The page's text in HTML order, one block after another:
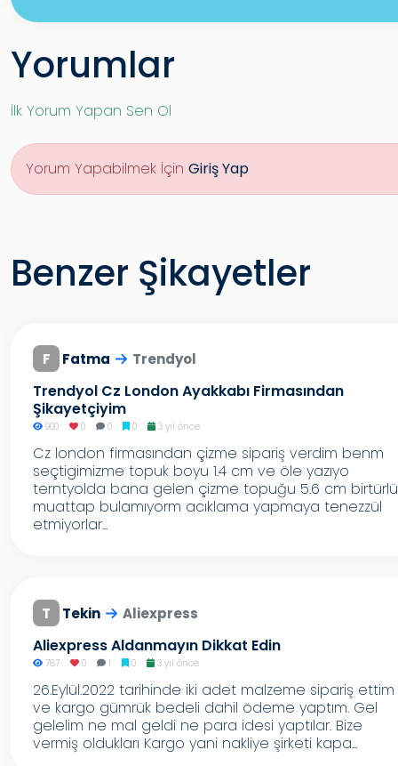
Yorumlar
İlk Yorum Yapan Sen Ol
Yorum Yapabilmek İçin Giriş Yap
Benzer Şikayetler
F Fatma Trendyol
Trendyol Cz London Ayakkabı Firmasından
Şikayetçiyim
900 0 0 0 3 yıl önce
Cz london firmasından çizme sipariş verdim benm
seçtigimizme topuk boyu 1.4 cm ve öle yazıyo
terntyolda bana gelen çizme topuğu 5.6 cm birtürlü
muattap bulamıyorm acıklama yapmaya tenezzül
etmiyorlar...
T Tekin Aliexpress
Aliexpress Aldanmayın Dikkat Edin
787 0 1 0 3 yıl önce
26.Eylül.2022 tarihinde iki adet malzeme sipariş ettim
ve kargo gümrük bedeli dahil ödeme yaptım. Gel
gelelim ne mal geldi ne para idesi yaptılar. Bize
vermiş oldukları Kargo yani nakliye şirketi kapa...